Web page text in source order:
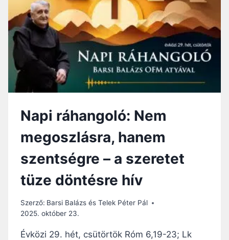
G
O
L
Ó
:
I
S
E
O
S
Á
A
–
Napi ráhangoló: Nem
megoszlásra, hanem
szentségre – a szeretet
tüze döntésre hív
Szerző: Barsi Balázs és Telek Péter Pál
2025. október 23.
Évközi 29. hét, csütörtök Róm 6,19-23; Lk